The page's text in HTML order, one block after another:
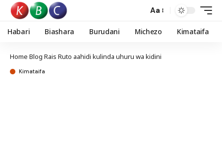
Aa
Habari Biashara Burudani Michezo Kimataifa
Home Blog Rais Ruto aahidi kulinda uhuru wa kidini
Kimataifa